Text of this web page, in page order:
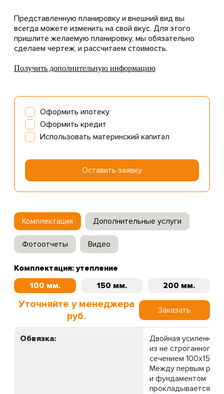
Представленную планировку и внешний вид вы
всегда можете изменить на свой вкус. Для этого
пришлите желаемую планировку, мы обязательно
сделаем чертеж, и рассчитаем стоимость.
Получить дополнительную информацию
Оформить ипотеку
Оформить кредит
Использовать материнский капитал
Оставить заявку
Комплектация Дополнительные услуги
Фотоотчеты Видео
Комплектация: утепление
100 мм.
150 мм. 200 мм.
Уточняйте у менеджера
руб.
Заказать
Обвязка:
Двойная
из не строганного
сечением
Между первым
и фундаментом
прокладывается